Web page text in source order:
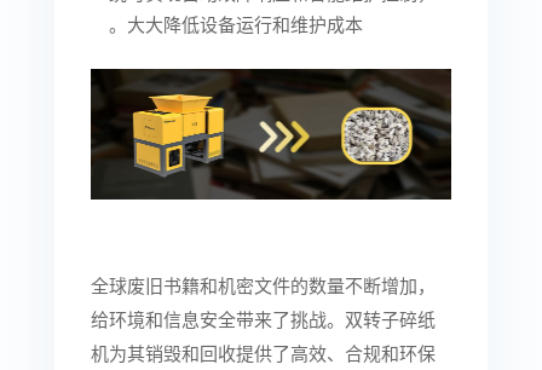
大大降低设备运行和维护成本。
全球废旧书籍和机密文件的数量不断增加，
给环境和信息安全带来了挑战。双转子碎纸
机为其销毁和回收提供了高效、合规和环保